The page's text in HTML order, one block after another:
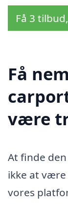
Få 3
Få
være
At finde
ikke at være
vores